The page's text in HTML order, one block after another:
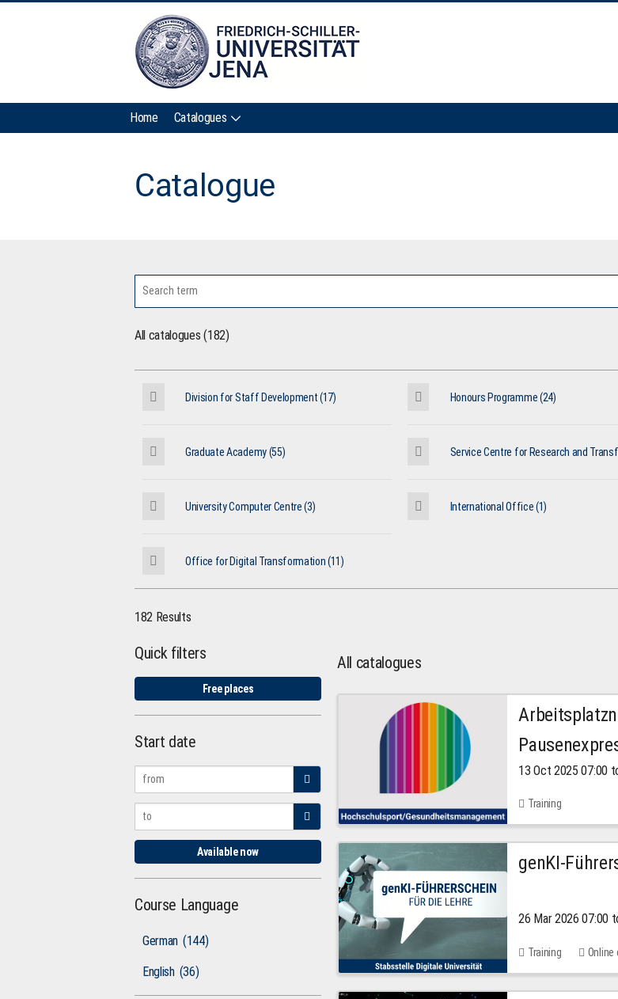
Home Catalogues
Catalogue
All catalogues (182)
Division for Staff Development (17) Honours Programme (24)
Graduate Academy (55) Service Centre for Research and
University Computer Centre (3) International Office (1)
Office for Digital Transformation (11)
182 Results
Quick filters
Free places
Start date
Available now
Course Language
German (144)
English (36)
All catalogues
13 Oct 2025 07:00
Training
genKI-
26 Mar 2026 07:00
Training Online